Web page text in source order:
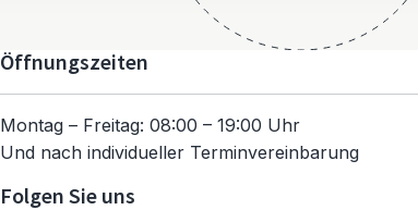
Öffnungszeiten
Montag – Freitag: 08:00 – 19:00 Uhr
Und nach individueller Terminvereinbarung
Folgen Sie uns